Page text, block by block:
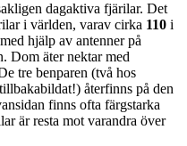
dagaktiva fjärilar. Det
i världen, varav cirka 110 i
hjälp av antenner på
Dom äter nektar med
tre benparen (två hos
återfinns på den
finns ofta färgstarka
är resta mot varandra över